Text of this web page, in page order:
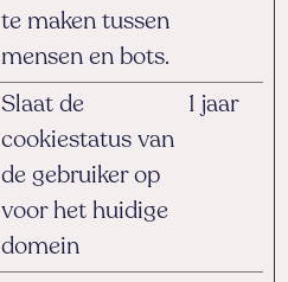
te maken tussen
mensen en bots.
Slaat de
cookiestatus van
de gebruiker op
voor het huidige
domein
1 jaar